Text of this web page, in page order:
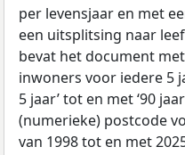
per levensjaar en met
een uitsplitsing naar
bevat het document
inwoners voor iedere 5
5 jaar’ tot en met ‘90
(numerieke) postcode
van 1998 tot en met